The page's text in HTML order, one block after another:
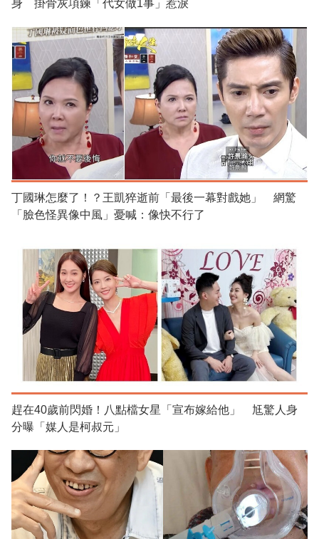
身 掛骨灰項鍊「代女做1事」惹淚
丁國琳怎麼了！？王凱猝逝前「最後一幕對戲她」 網驚
「臉色怪異像中風」憂喊：像快不行了
趕在40歲前閃婚！八點檔女星「宣布嫁給他」 尪驚人身
分曝「媒人是柯叔元」